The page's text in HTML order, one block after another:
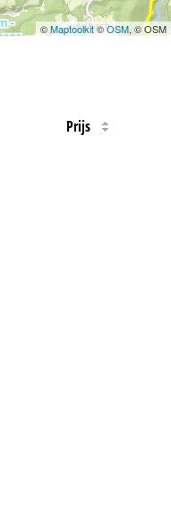
©Maptoolkit©OSM, © OSM
Prijs